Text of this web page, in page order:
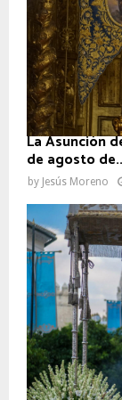
La Asunción
de agosto
by Jesús Moreno